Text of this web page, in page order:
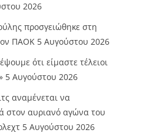
2026
προσγειώθηκε στη
ΠΑΟΚ 5 Αυγούστου 2026
ότι είμαστε τέλειοι
5 Αυγούστου 2026
αναμένεται να
στον αυριανό αγώνα του
5 Αυγούστου 2026